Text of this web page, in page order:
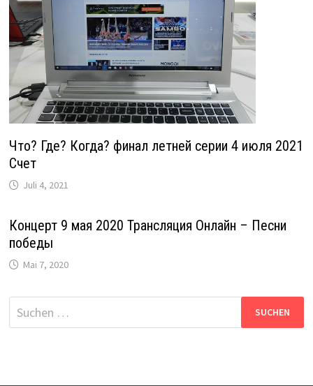
Что? Где? Когда? финал летней серии 4 июля 2021
Счет
Juli 4, 2021
Концерт 9 мая 2020 Трансляция Онлайн – Песни
победы
Mai 7, 2020
Suche
nach: